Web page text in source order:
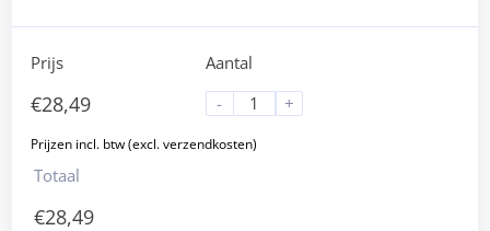
Prijs
€28,49
Aantal
-
+
Totaal
€28,49